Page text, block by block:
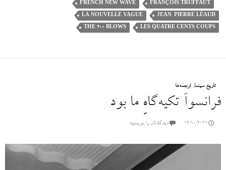
FRANÇOIS TRUFFAUT
FRENCH NEW WAVE
‎JEAN-PIERRE LÉAUD
LA NOUVELLE VAGUE
LES QUATRE CENTS COUPS
THE 400 BLOWS
تاریخ سینما, ترجمه‌ها
فرانسوآ تکیه‌گاهِ ما بود
12/10/2021 دیدگاه‌تان را بنویسید: